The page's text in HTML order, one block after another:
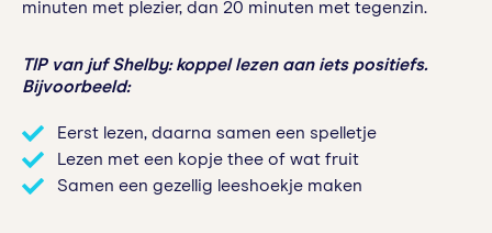
minuten met plezier, dan 20 minuten met tegenzin.
TIP van juf Shelby: koppel lezen aan iets positiefs.
Bijvoorbeeld:
Eerst lezen, daarna samen een spelletje
Lezen met een kopje thee of wat fruit
Samen een gezellig leeshoekje maken